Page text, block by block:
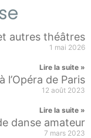
autres théâtres
1 mai 2026
Lire la suite »
de Paris
12 août 2023
Lire la suite »
danse amateur
7 mars 2023